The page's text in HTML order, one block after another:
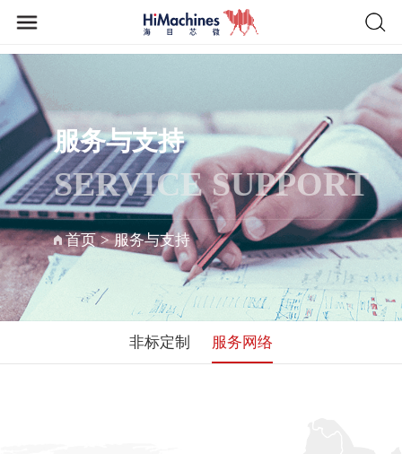
服务与支持
SERVICE SUPPORT
首页 > 服务与支持
非标定制 服务网络